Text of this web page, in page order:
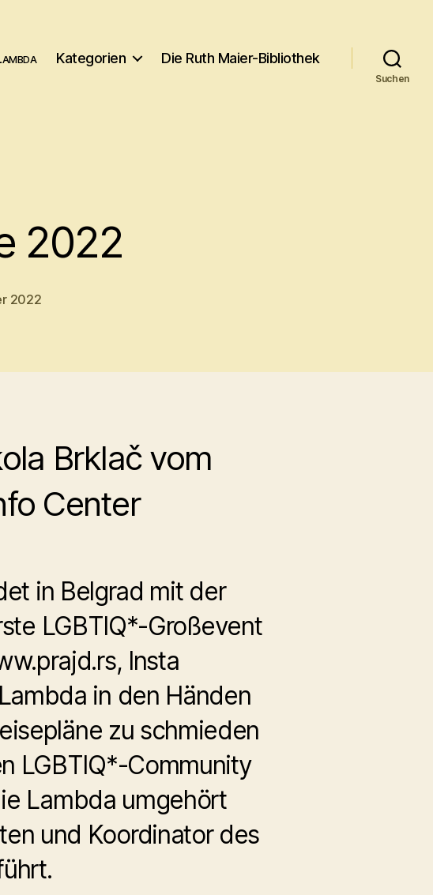
Kategorien Die Ruth Maier-Bibliothek
Suchen
2022
2022
Brklač vom
Center
in Belgrad mit der
LGBTIQ*-Großevent
Insta
in den Händen
zu schmieden
LGBTIQ*-Community
Lambda umgehört
und Koordinator des